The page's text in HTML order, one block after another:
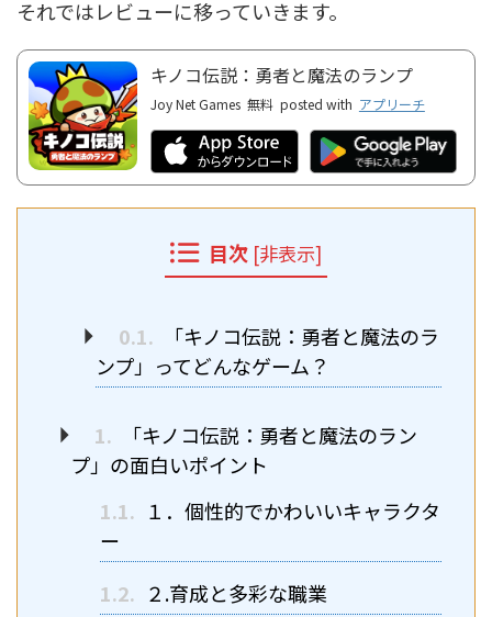
それではレビューに移っていきます。
キノコ伝説：勇者と魔法のランプ
Joy Net Games 無料 posted with アプリーチ
目次 [非表示]
0.1.
「キノコ伝説：勇者と魔法のラ
ンプ」ってどんなゲーム？
1.
「キノコ伝説：勇者と魔法のラン
プ」の面白いポイント
1.1. １．個性的でかわいいキャラクタ
ー
1.2. ２.育成と多彩な職業